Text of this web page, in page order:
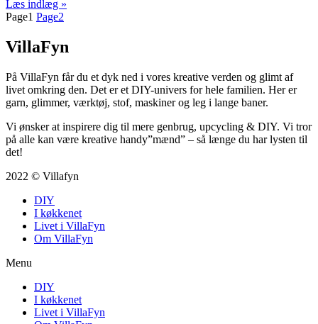
Læs indlæg »
Page1 Page2
VillaFyn
På VillaFyn får du et dyk ned i vores kreative verden og glimt af
livet omkring den. Det er et DIY-univers for hele familien. Her er
garn, glimmer, værktøj, stof, maskiner og leg i lange baner.
Vi ønsker at inspirere dig til mere genbrug, upcycling & DIY. Vi tror
på alle kan være kreative handy”mænd” – så længe du har lysten til
det!
2022 © Villafyn
DIY
I køkkenet
Livet i VillaFyn
Om VillaFyn
Menu
DIY
I køkkenet
Livet i VillaFyn